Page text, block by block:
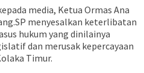
media, Ketua Ormas Ana
menyesalkan keterlibatan
hukum yang dinilainya
dan merusak kepercayaan
Timur.